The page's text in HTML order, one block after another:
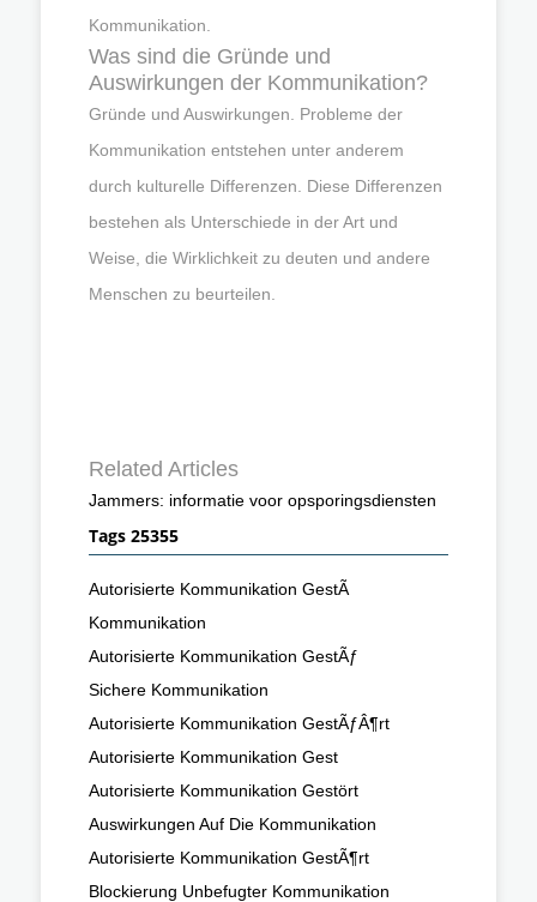
Kommunikation.
Was sind die Gründe und
Auswirkungen der Kommunikation?
Gründe und Auswirkungen. Probleme der
Kommunikation entstehen unter anderem
durch kulturelle Differenzen. Diese Differenzen
bestehen als Unterschiede in der Art und
Weise, die Wirklichkeit zu deuten und andere
Menschen zu beurteilen.
Related Articles
Jammers: informatie voor opsporingsdiensten
Tags 25355
Autorisierte Kommunikation GestÃ
Kommunikation
Autorisierte Kommunikation GestÃƒ
Sichere Kommunikation
Autorisierte Kommunikation GestÃƒÂ¶rt
Autorisierte Kommunikation Gest
Autorisierte Kommunikation Gestört
Auswirkungen Auf Die Kommunikation
Autorisierte Kommunikation GestÃ¶rt
Blockierung Unbefugter Kommunikation